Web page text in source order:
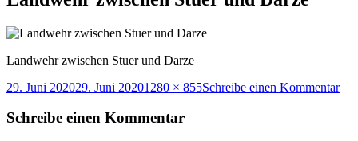
Landwehr zwischen Stuer und Darze
Veröffentlicht
29. Juni 202029. Juni 2020Originalgröße
1280 × 855Schreibe einen Kommentarzu
Schreibe einen Kommentar